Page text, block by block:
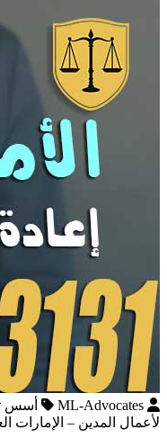
ML-Advocates
أسس
لأعمال المدين – الإمارات